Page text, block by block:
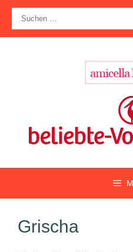
Zum
Inhalt
springen
nach:
Grischa